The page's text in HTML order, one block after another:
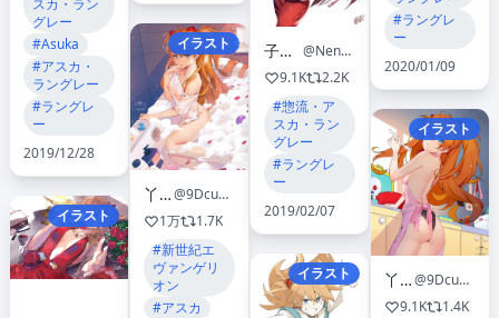
スカ・ラン
グレー
#Asuka
#アスカ・
ラングレー
#ラングレ
ー
2019/12/28
イラスト
イラスト
丫头九九
@9Dcu1dVvLFUgBEu
1万
1.7K
#新世紀エ
ヴァンゲリ
オン
#アスカ
子野日
@Neno_Vi
9.1K
2.2K
#惣流・ア
スカ・ラン
グレー
#ラングレ
ー
2019/02/07
イラスト
#ラングレ
ー
2020/01/09
イラスト
丫头九九
@9Dcu1dVvLFUgBEu
9.1K
1.4K